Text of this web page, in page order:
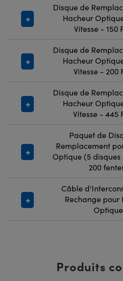
Disque de
Hacheur
Vitesse - 150
Disque de
Hacheur
Vitesse - 200
Disque de
Hacheur
Vitesse - 445
Paquet de
Remplacement
Optique (5 disques
200
Câble
Rechange pour
Optique
Produits